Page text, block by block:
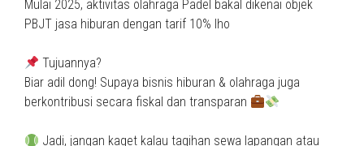
Mulai 2025, aktivitas olahraga Padel bakal dikenai objek
PBJT jasa hiburan dengan tarif 10% lho
Tujuannya?
Biar adil dong! Supaya bisnis hiburan & olahraga juga
berkontribusi secara fiskal dan transparan
Jadi, jangan kaget kalau tagihan sewa lapangan atau